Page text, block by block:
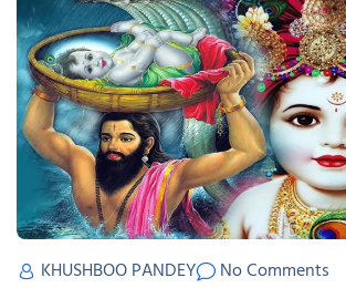
KHUSHBOO PANDEY
No Comments